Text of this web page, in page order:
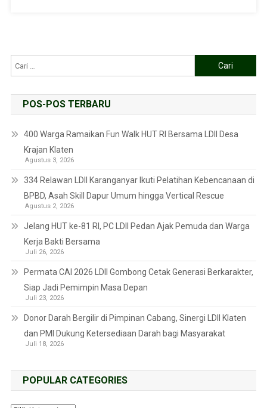
POS-POS TERBARU
400 Warga Ramaikan Fun Walk HUT RI Bersama LDII Desa
Krajan Klaten
Agustus 3, 2026
334 Relawan LDII Karanganyar Ikuti Pelatihan Kebencanaan di
BPBD, Asah Skill Dapur Umum hingga Vertical Rescue
Agustus 2, 2026
Jelang HUT ke-81 RI, PC LDII Pedan Ajak Pemuda dan Warga
Kerja Bakti Bersama
Juli 26, 2026
Permata CAI 2026 LDII Gombong Cetak Generasi Berkarakter,
Siap Jadi Pemimpin Masa Depan
Juli 23, 2026
Donor Darah Bergilir di Pimpinan Cabang, Sinergi LDII Klaten
dan PMI Dukung Ketersediaan Darah bagi Masyarakat
Juli 18, 2026
POPULAR CATEGORIES